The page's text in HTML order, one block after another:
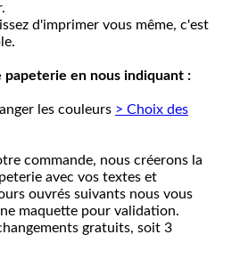
d'imprimer vous même, c'est
papeterie en nous indiquant :
les couleurs > Choix des
commande, nous créerons la
avec vos textes et
ouvrés suivants nous vous
maquette pour validation.
gratuits, soit 3